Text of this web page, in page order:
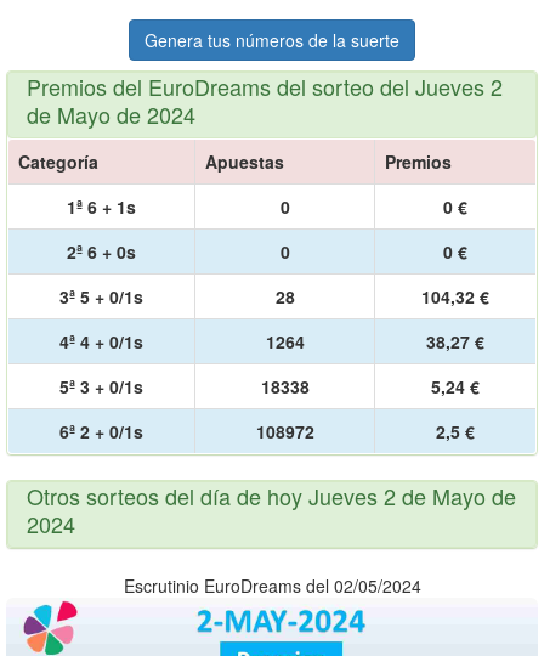
Genera tus números de la suerte
Premios del EuroDreams del sorteo del Jueves 2
de Mayo de 2024
Categoría Apuestas
Premios
1ª 6 + 1s
0
0 €
2ª 6 + 0s
0
0 €
3ª 5 + 0/1s
28
104,32 €
4ª 4 + 0/1s
1264
38,27 €
5ª 3 + 0/1s
18338
5,24 €
6ª 2 + 0/1s
108972 2,5 €
Otros sorteos del día de hoy Jueves 2 de Mayo de
2024
Escrutinio EuroDreams del 02/05/2024